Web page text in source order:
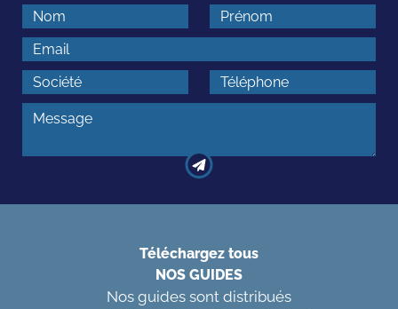
Téléchargez tous
NOS GUIDES
Nos guides sont distribués